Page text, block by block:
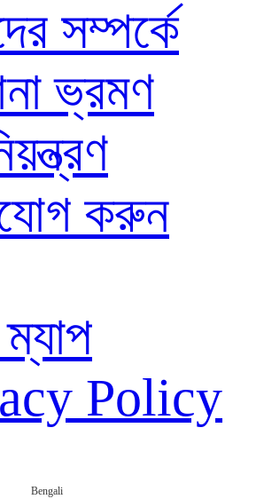
সম্পর্কে
ভ্রমণ
করুন
Policy
Bengali